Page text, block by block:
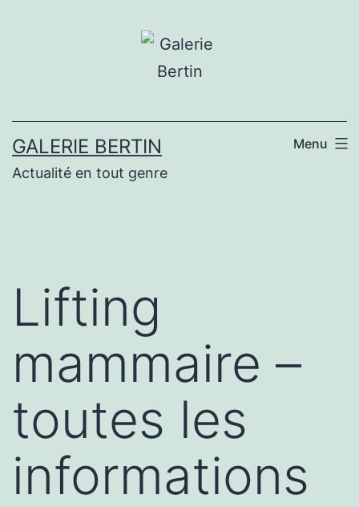
GALERIE BERTIN
Actualité en tout genre
Menu
Lifting
mammaire –
toutes les
informations